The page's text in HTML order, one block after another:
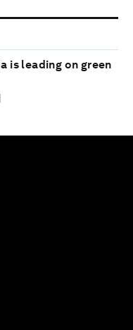
is leading on green